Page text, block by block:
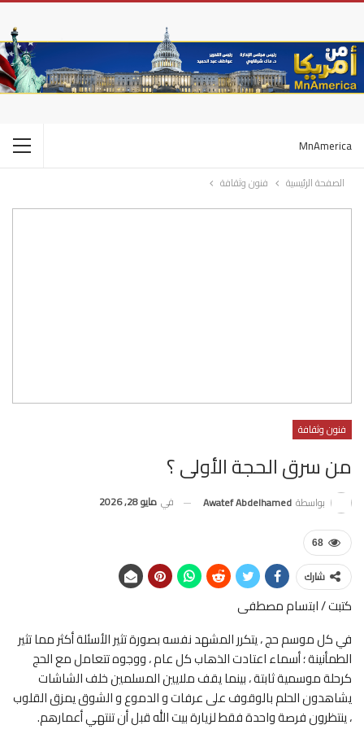
MnAmerica
الصفحة الرئيسية فنون وثقافة
فنون وثقافة
من سرق الحجة الأولى ؟
بواسطة Awatef Abdelhamed في مايو 28, 2026
68
شارك
كتبت / ابتسام مصطفى
في كل موسم حج ، يتكرر المشهد نفسه بصورة تثير الأسئلة أكثر مما تثير
الطمأنينة ؛ أسماء اعتادت الذهاب كل عام ، ووجوه تتعامل مع الحج
كرحلة موسمية ثابتة ، بينما يقف ملايين المسلمين خلف الشاشات
يشاهدون الحلم بالوقوف على عرفات و الدموع و الشوق يمزق القلوب
، ينتظرون فرصة واحدة فقط لزيارة بيت الله قبل أن تنتهي أعمارهم.